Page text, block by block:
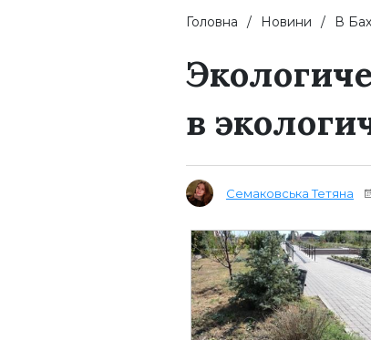
Головна Новини В
в
Семаковська Тетяна